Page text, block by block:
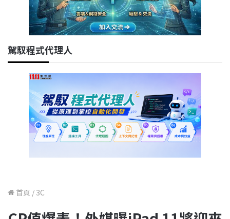
駕馭程式代理人